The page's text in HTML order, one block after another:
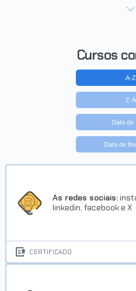
Trilha
Concluído
VER
Cursos
A-Z
Z-A
Data de
Data de
As redes sociais:
linkedin, facebook e X
CERTIFICADO